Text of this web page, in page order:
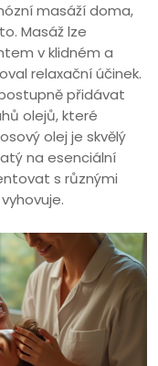
masáží doma,
Masáž lze
v klidném a
relaxační účinek.
přidávat
olejů, které
olej je skvělý
na esenciální
s různými